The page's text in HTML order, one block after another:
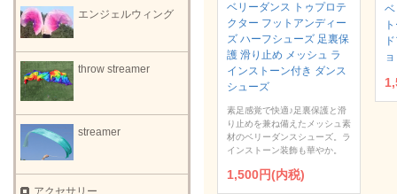
ベリーダンス トゥプロテ
クター フットアンディー
ズ ハーフシューズ 足裏保
護 滑り止め メッシュ ラ
インストーン付き ダンス
シューズ
素足感覚で快適♪足裏保護と滑
り止めを兼ね備えたメッシュ素
材のベリーダンスシューズ。ラ
インストーン装飾も華やか。
1,500円(内税)
エンジェルウィング
throw streamer
streamer
アクセサリー